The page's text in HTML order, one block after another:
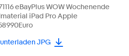
eBayPlus WOW Wochenende
iPad Pro Apple
JPG